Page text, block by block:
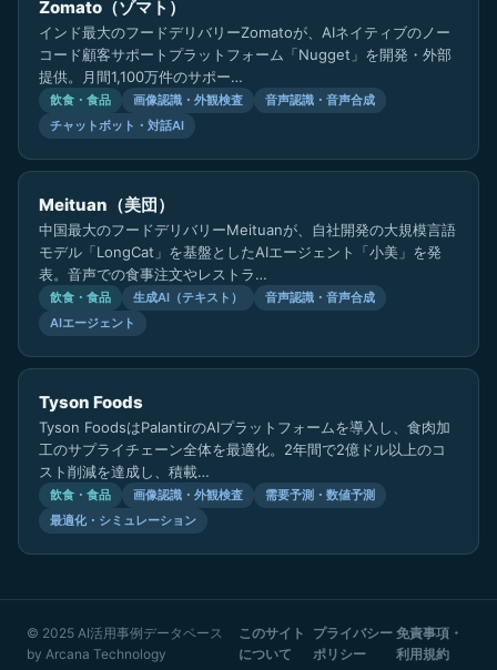
Zomato（ゾマト）
インド最大のフードデリバリーZomatoが、AIネイティブのノー
コード顧客サポートプラットフォーム「Nugget」を開発・外部
提供。月間1,100万件のサポー…
飲食・食品 画像認識・外観検査
音声認識・音声合成
チャットボット・対話AI
Meituan（美団）
中国最大のフードデリバリーMeituanが、自社開発の大規模言語
モデル「LongCat」を基盤としたAIエージェント「小美」を発
表。音声での食事注文やレストラ…
飲食・食品 生成AI（テキスト）
音声認識・音声合成
AIエージェント
Tyson Foods
Tyson FoodsはPalantirのAIプラットフォームを導入し、食肉加
工のサプライチェーン全体を最適化。2年間で2億ドル以上のコ
スト削減を達成し、積載…
飲食・食品 画像認識・外観検査
需要予測・数値予測
最適化・シミュレーション
© 2025 AI活用事例データベース
by Arcana Technology
このサイト
について
プライバシー
ポリシー
免責事項・
利用規約